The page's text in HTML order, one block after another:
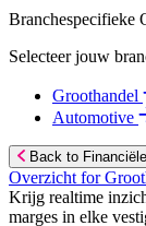
Branchespecifieke
Selecteer jouw
Groothandel
Automotive
Back to
Overzicht for
Krijg realtime
marges in elke